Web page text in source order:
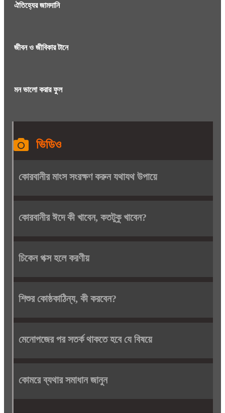
ঐতিহ্যের জামদানি
জীবন ও জীবিকার টানে
মন ভালো করার ফুল
ভিডিও
কোরবানীর মাংস সংরক্ষণ করুন যথাযথ উপায়ে
কোরবানীর ঈদে কী খাবেন, কতটুকু খাবেন?
চিকেন পক্স হলে করণীয়
শিশুর কোষ্ঠকাঠিন্য, কী করবেন?
মেনোপজের পর সতর্ক থাকতে হবে যে বিষয়ে
কোমরে ব্যথার সমাধান জানুন